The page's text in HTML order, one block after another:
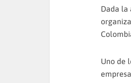
Dada la
Uno de